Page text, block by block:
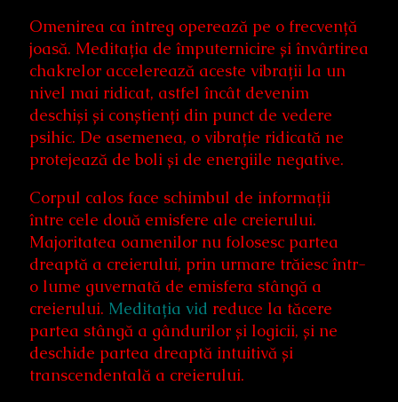
Omenirea ca întreg operează pe o frecvență
joasă. Meditația de împuternicire și învârtirea
chakrelor accelerează aceste vibrații la un
nivel mai ridicat, astfel încât devenim
deschiși și conștienți din punct de vedere
psihic. De asemenea, o vibrație ridicată ne
protejează de boli și de energiile negative.
Corpul calos face schimbul de informații
între cele două emisfere ale creierului.
Majoritatea oamenilor nu folosesc partea
dreaptă a creierului, prin urmare trăiesc într-
o lume guvernată de emisfera stângă a
creierului. Meditația vid reduce la tăcere
partea stângă a gândurilor și logicii, și ne
deschide partea dreaptă intuitivă și
transcendentală a creierului.